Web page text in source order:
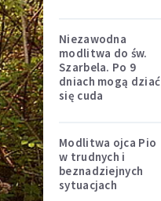
Niezawodna
modlitwa do św.
Szarbela. Po 9
dniach mogą dziać
się cuda
Modlitwa ojca Pio
w trudnych i
beznadziejnych
sytuacjach